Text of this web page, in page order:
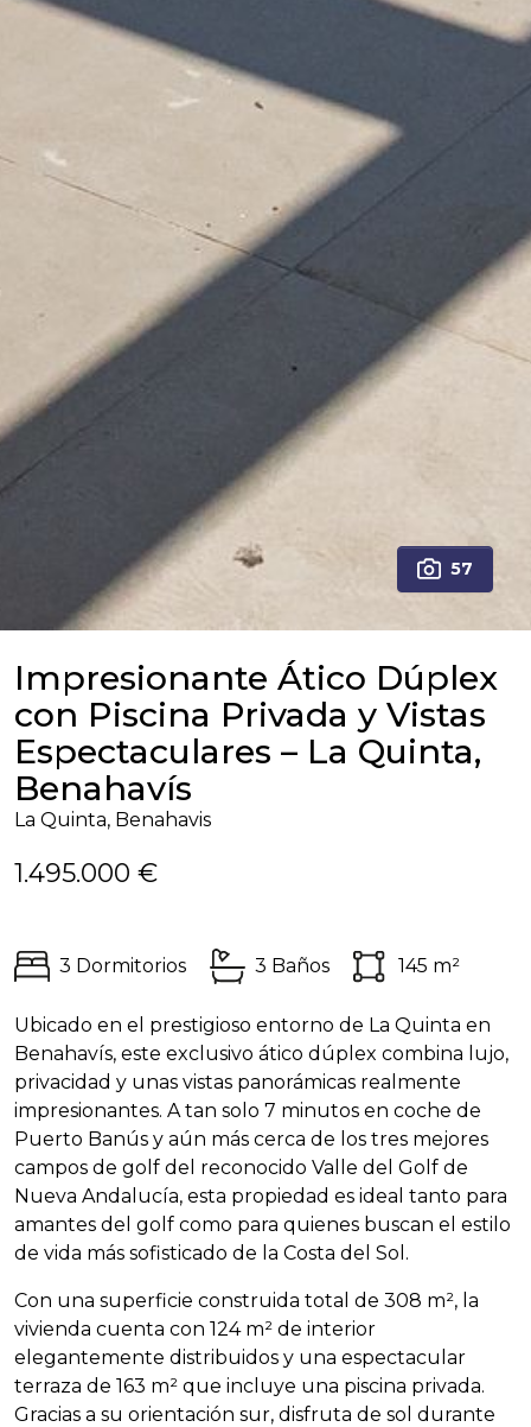
57
Impresionante Ático Dúplex
con Piscina Privada y Vistas
Espectaculares – La Quinta,
Benahavís
La Quinta, Benahavis
1.495.000 €
3 Dormitorios 3 Baños 145 m²
Ubicado en el prestigioso entorno de La Quinta en
Benahavís, este exclusivo ático dúplex combina lujo,
privacidad y unas vistas panorámicas realmente
impresionantes. A tan solo 7 minutos en coche de
Puerto Banús y aún más cerca de los tres mejores
campos de golf del reconocido Valle del Golf de
Nueva Andalucía, esta propiedad es ideal tanto para
amantes del golf como para quienes buscan el estilo
de vida más sofisticado de la Costa del Sol.
Con una superficie construida total de 308 m², la
vivienda cuenta con 124 m² de interior
elegantemente distribuidos y una espectacular
terraza de 163 m² que incluye una piscina privada.
Gracias a su orientación sur, disfruta de sol durante